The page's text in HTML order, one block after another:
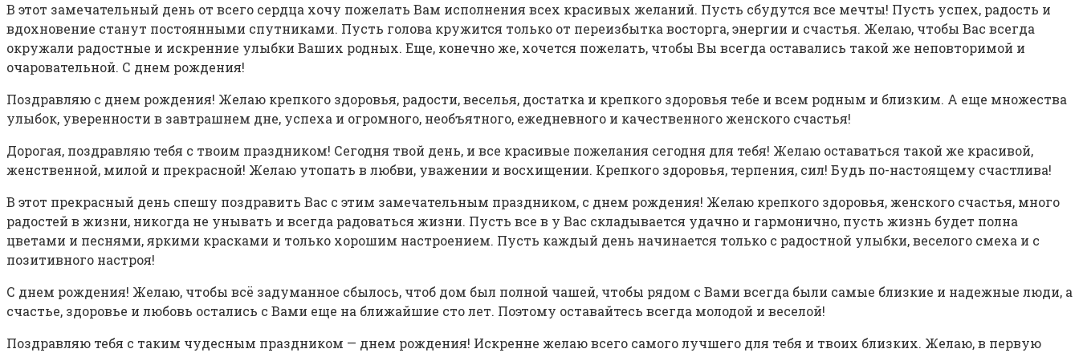
В этот замечательный день от всего сердца хочу пожелать Вам исполнения всех красивых желаний. Пусть сбудутся все мечты! Пусть успех, радость и
вдохновение станут постоянными спутниками. Пусть голова кружится только от переизбытка восторга, энергии и счастья. Желаю, чтобы Вас всегда
окружали радостные и искренние улыбки Ваших родных. Еще, конечно же, хочется пожелать, чтобы Вы всегда оставались такой же неповторимой и
очаровательной. С днем рождения!
Поздравляю с днем рождения! Желаю крепкого здоровья, радости, веселья, достатка и крепкого здоровья тебе и всем родным и близким. А еще множества
улыбок, уверенности в завтрашнем дне, успеха и огромного, необъятного, ежедневного и качественного женского счастья!
Дорогая, поздравляю тебя с твоим праздником! Сегодня твой день, и все красивые пожелания сегодня для тебя! Желаю оставаться такой же красивой,
женственной, милой и прекрасной! Желаю утопать в любви, уважении и восхищении. Крепкого здоровья, терпения, сил! Будь по-настоящему счастлива!
В этот прекрасный день спешу поздравить Вас с этим замечательным праздником, с днем рождения! Желаю крепкого здоровья, женского счастья, много
радостей в жизни, никогда не унывать и всегда радоваться жизни. Пусть все в у Вас складывается удачно и гармонично, пусть жизнь будет полна
цветами и песнями, яркими красками и только хорошим настроением. Пусть каждый день начинается только с радостной улыбки, веселого смеха и с
позитивного настроя!
С днем рождения! Желаю, чтобы всё задуманное сбылось, чтоб дом был полной чашей, чтобы рядом с Вами всегда были самые близкие и надежные люди, а
счастье, здоровье и любовь остались с Вами еще на ближайшие сто лет. Поэтому оставайтесь всегда молодой и веселой!
Поздравляю тебя с таким чудесным праздником — днем рождения! Искренне желаю всего самого лучшего для тебя и твоих близких. Желаю, в первую